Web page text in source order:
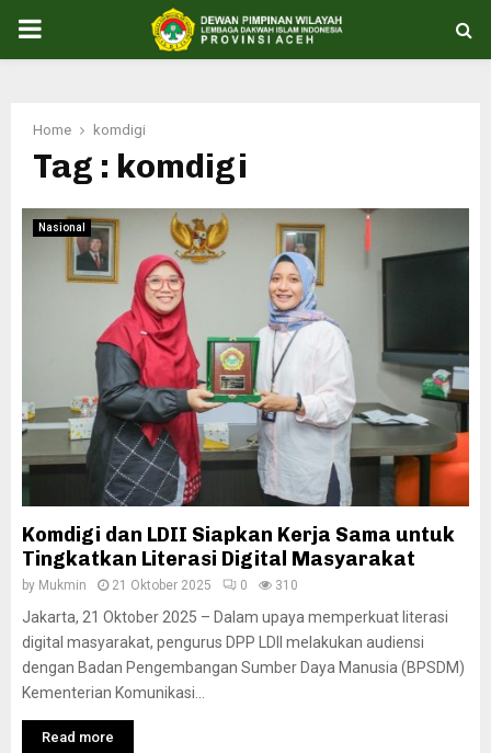
PRIMARY
Home komdigi
Tag : komdigi
Nasional
Komdigi dan LDII Siapkan Kerja Sama untuk
Tingkatkan Literasi Digital Masyarakat
by Mukmin 21 Oktober 2025 0 310
Jakarta, 21 Oktober 2025 – Dalam upaya memperkuat literasi
digital masyarakat, pengurus DPP LDII melakukan audiensi
dengan Badan Pengembangan Sumber Daya Manusia (BPSDM)
Kementerian Komunikasi...
Read more